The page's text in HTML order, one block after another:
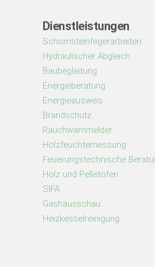
Dienstleistungen
Schornsteinfegerarbeiten
Hydraulischer Abgleich
Baubegleitung
Energieberatung
Energieausweis
Brandschutz
Rauchwarnmelder
Holzfeuchtemessung
Feuerungstechnische
Holz und Pelletofen
SIFA
Gashausschau
Heizkesselreinigung